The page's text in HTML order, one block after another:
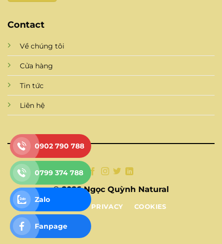
Contact
Về chúng tôi
Cửa hàng
Tin tức
Liên hệ
© 2026 Ngọc Quỳnh Natural
PRIVACY COOKIES
0902 790 788
0799 374 788
Zalo
Fanpage